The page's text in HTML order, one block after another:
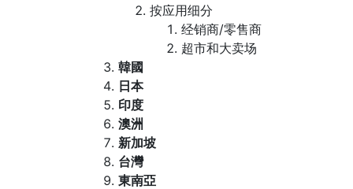
按应用细分
经销商/零售商
超市和大卖场
韓國
日本
印度
澳洲
新加坡
台灣
東南亞